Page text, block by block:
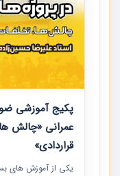
پکیج آموزشی
عمرانی «چالش
قراردادی»
یکی از آموزش‏‏‏‏‏‏ های